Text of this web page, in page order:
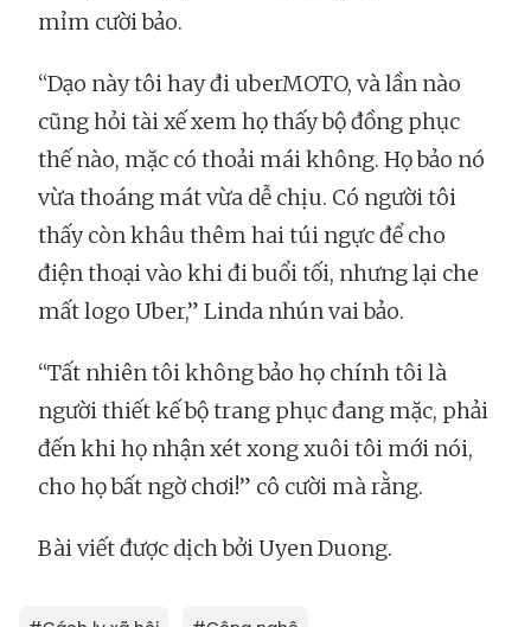
mỉm cười bảo.
“Dạo này tôi hay đi uberMOTO, và lần nào
cũng hỏi tài xế xem họ thấy bộ đồng phục
thế nào, mặc có thoải mái không. Họ bảo nó
vừa thoáng mát vừa dễ chịu. Có người tôi
thấy còn khâu thêm hai túi ngực để cho
điện thoại vào khi đi buổi tối, nhưng lại che
mất logo Uber,” Linda nhún vai bảo.
“Tất nhiên tôi không bảo họ chính tôi là
người thiết kế bộ trang phục đang mặc, phải
đến khi họ nhận xét xong xuôi tôi mới nói,
cho họ bất ngờ chơi!” cô cười mà rằng.
Bài viết được dịch bởi Uyen Duong.